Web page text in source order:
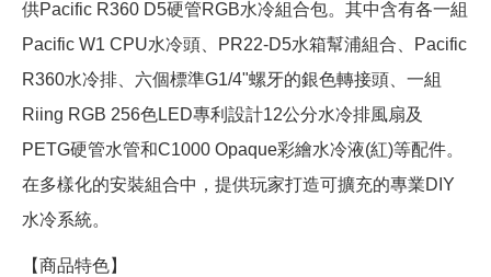
供Pacific R360 D5硬管RGB水冷組合包。其中含有各一組
Pacific W1 CPU水冷頭、PR22-D5水箱幫浦組合、Pacific
R360水冷排、六個標準G1/4"螺牙的銀色轉接頭、一組
Riing RGB 256色LED專利設計12公分水冷排風扇及
PETG硬管水管和C1000 Opaque彩繪水冷液(紅)等配件。
在多樣化的安裝組合中，提供玩家打造可擴充的專業DIY
水冷系統。
【商品特色】